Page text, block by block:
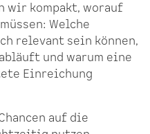
wir kompakt, worauf
Welche
relevant sein können,
und warum eine
Einreichung
auf die